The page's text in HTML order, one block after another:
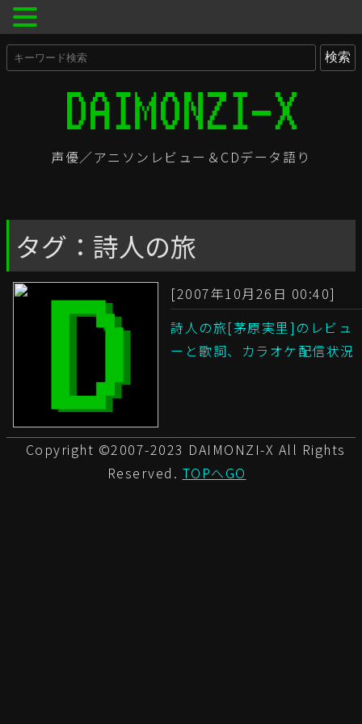
声優／アニソンレビュー＆CDデータ語り
タグ：詩人の旅
[2007年10月26日 00:40]
詩人の旅[茅原実里]のレビュ
ーと歌詞、カラオケ配信状況
Copyright ©2007-2023 DAIMONZI-X All Rights
Reserved. TOPへGO